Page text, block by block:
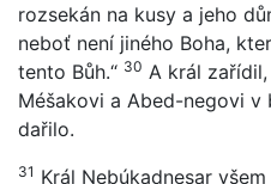
rozsekán na kusy a jeho
neboť není jiného Boha,
tento Bůh.“ 30 A král
Méšakovi a Abed-negovi
dařilo.
31 Král Nebúkadnesar